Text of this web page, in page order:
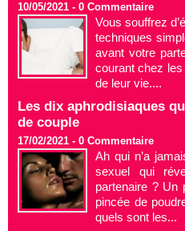
10/05/2021 - 0 Commentaire
Vous souffrez
techniques
avant votre
courant chez
de leur vie....
Les dix aphrodisiaques
de couple
17/02/2021 - 0 Commentaire
Ah qui n’a
sexuel qui
partenaire ? Un
pincée de
quels sont les...